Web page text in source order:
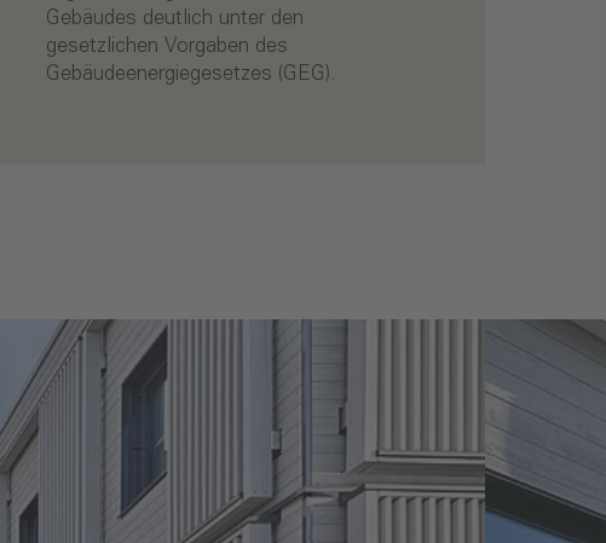
Gebäudeenergiegesetzes (GEG).